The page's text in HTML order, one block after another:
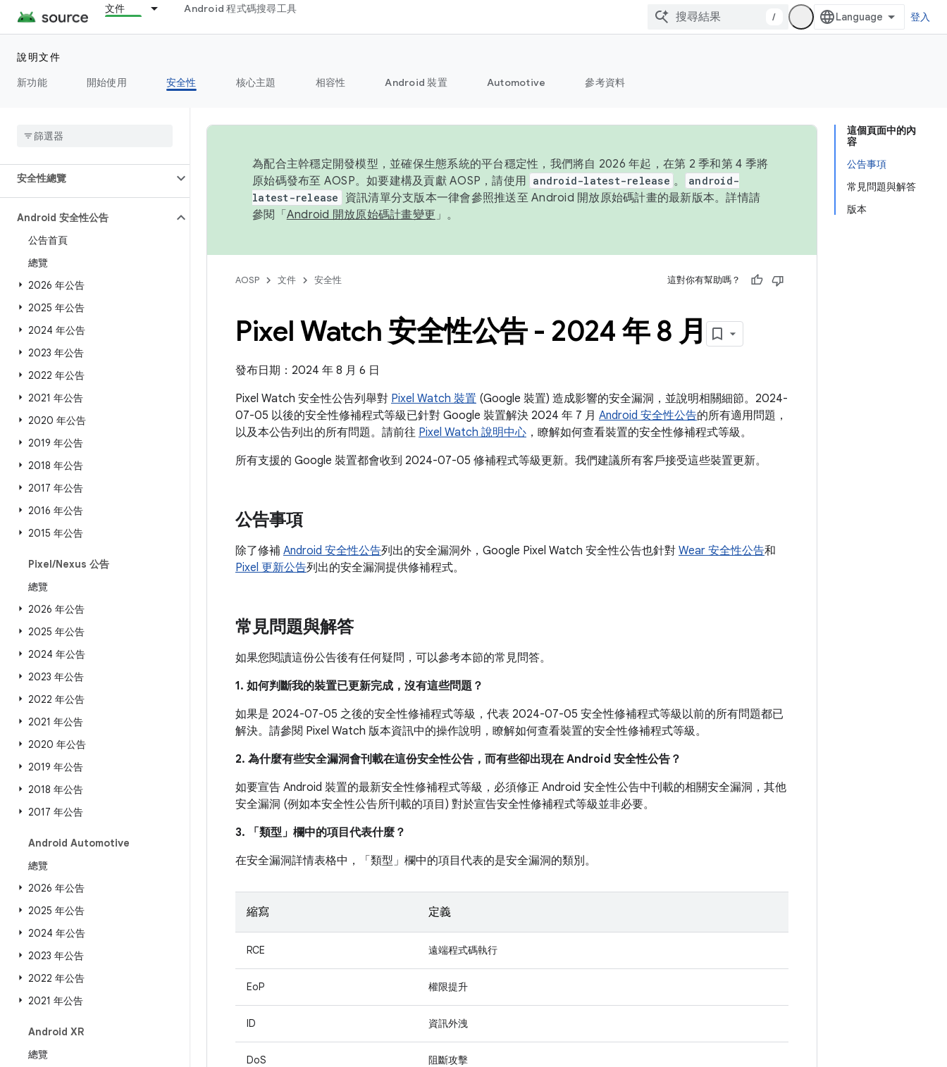
文件 Android 程式碼搜尋工具
/ 登入
說明文件
新功能
開始使用 安全性 核心主題 相容性 Android 裝置 Automotive 參考資料
總覽
安全性總覽
Android 安全性公告
公告首頁
總覽
2026 年公告
2025 年公告
2024 年公告
2023 年公告
2022 年公告
2021 年公告
2020 年公告
2019 年公告
2018 年公告
2017 年公告
2016 年公告
2015 年公告
Pixel/Nexus 公告
總覽
2026 年公告
2025 年公告
2024 年公告
2023 年公告
2022 年公告
2021 年公告
2020 年公告
2019 年公告
2018 年公告
2017 年公告
Android Automotive
總覽
2026 年公告
2025 年公告
2024 年公告
2023 年公告
2022 年公告
2021 年公告
Android XR
總覽
這個頁面中的內
容
公告事項
常見問題與解答
版本
為配合主幹穩定開發模型，並確保生態系統的平台穩定性，我們將自 2026 年起，在第 2 季和第 4 季將
原始碼發布至 AOSP。如要建構及貢獻 AOSP，請使用 android-latest-release 。
android-
latest-release
資訊清單分支版本一律會參照推送至 Android 開放原始碼計畫的最新版本。詳情請
參閱「 Android 開放原始碼計畫變更 」。
AOSP 文件 安全性 這對你有幫助嗎？
Pixel Watch 安全性公告 - 2024 年 8 月
發布日期：2024 年 8 月 6 日
Pixel Watch 安全性公告列舉對 Pixel Watch 裝置 (Google 裝置) 造成影響的安全漏洞，並說明相關細節。2024-
07-05 以後的安全性修補程式等級已針對 Google 裝置解決 2024 年 7 月 Android 安全性公告的所有適用問題，
以及本公告列出的所有問題。請前往 Pixel Watch 說明中心 ，瞭解如何查看裝置的安全性修補程式等級。
所有支援的 Google 裝置都會收到 2024-07-05 修補程式等級更新。我們建議所有客戶接受這些裝置更新。
公告事項
除了修補 Android 安全性公告列出的安全漏洞外，Google Pixel Watch 安全性公告也針對 Wear 安全性公告和
Pixel 更新公告列出的安全漏洞提供修補程式。
常見問題與解答
如果您閱讀這份公告後有任何疑問，可以參考本節的常見問答。
1. 如何判斷我的裝置已更新完成，沒有這些問題？
如果是 2024-07-05 之後的安全性修補程式等級，代表 2024-07-05 安全性修補程式等級以前的所有問題都已
解決。請參閱 Pixel Watch 版本資訊中的操作說明，瞭解如何查看裝置的安全性修補程式等級。
2. 為什麼有些安全漏洞會刊載在這份安全性公告，而有些卻出現在 Android 安全性公告？
如要宣告 Android 裝置的最新安全性修補程式等級，必須修正 Android 安全性公告中刊載的相關安全漏洞，其他
安全漏洞 (例如本安全性公告所刊載的項目) 對於宣告安全性修補程式等級並非必要。
3. 「類型」 欄中的項目代表什麼？
在安全漏洞詳情表格中，「類型」 欄中的項目代表的是安全漏洞的類別。
縮寫 定義
RCE 遠端程式碼執行
EoP 權限提升
ID 資訊外洩
DoS 阻斷攻擊